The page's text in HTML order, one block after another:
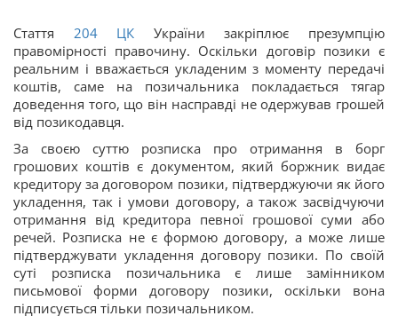
Стаття 204 ЦК України закріплює презумпцію
правомірності правочину. Оскільки договір позики є
реальним і вважається укладеним з моменту передачі
коштів, саме на позичальника покладається тягар
доведення того, що він насправді не одержував грошей
від позикодавця.
За своєю суттю розписка про отримання в борг
грошових коштів є документом, який боржник видає
кредитору за договором позики, підтверджуючи як його
укладення, так і умови договору, а також засвідчуючи
отримання від кредитора певної грошової суми або
речей. Розписка не є формою договору, а може лише
підтверджувати укладення договору позики. По своїй
суті розписка позичальника є лише замінником
письмової форми договору позики, оскільки вона
підписується тільки позичальником.